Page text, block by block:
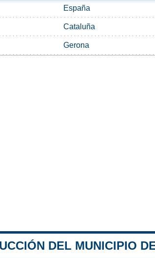
España
Cataluña
Gerona
DEL MUNICIPIO